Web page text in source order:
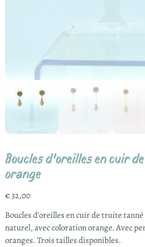
Boucles d’oreilles en cuir
orange
€32,00
Boucles d’oreilles en cuir de truite tanné
naturel, avec coloration orange. Avec
oranges. Trois tailles disponibles.